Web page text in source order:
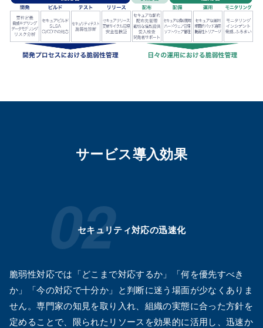
サービス導入効果
セキュリティ対応の迅速化
脆弱性対応では「どこまで対応するか」「何を優先すべき
か」「今の対応で十分か」と判断に迷う場面が少なくありま
せん。専門家の知見を取り入れ、組織の実態に合った方針を
定めることで、限られたリソースを効果的に活用し、迅速か